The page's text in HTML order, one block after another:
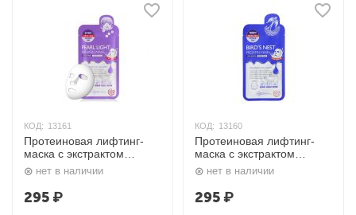
КОД: 13161
Протеиновая лифтинг-
маска с экстрактом
жемчуга Pearl Proatin
Mask 35 гр. Mediheal
нет в наличии
295₽
КОД: 13160
Протеиновая лифтинг-
маска с экстрактом
ласточкиного гнезда
Bird's Nest Proatin Mask
35 гр. Mediheal
нет в наличии
295₽